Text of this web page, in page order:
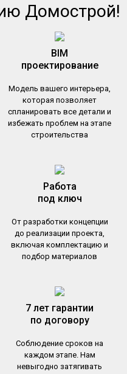
Домострой!
BIM
проектирование
Модель вашего интерьера,
которая позволяет
спланировать все детали и
избежать проблем на этапе
строительства
Работа
под ключ
От разработки концепции
до реализации проекта,
включая комплектацию и
подбор материалов
7 лет гарантии
по договору
Соблюдение сроков на
каждом этапе. Нам
невыгодно затягивать